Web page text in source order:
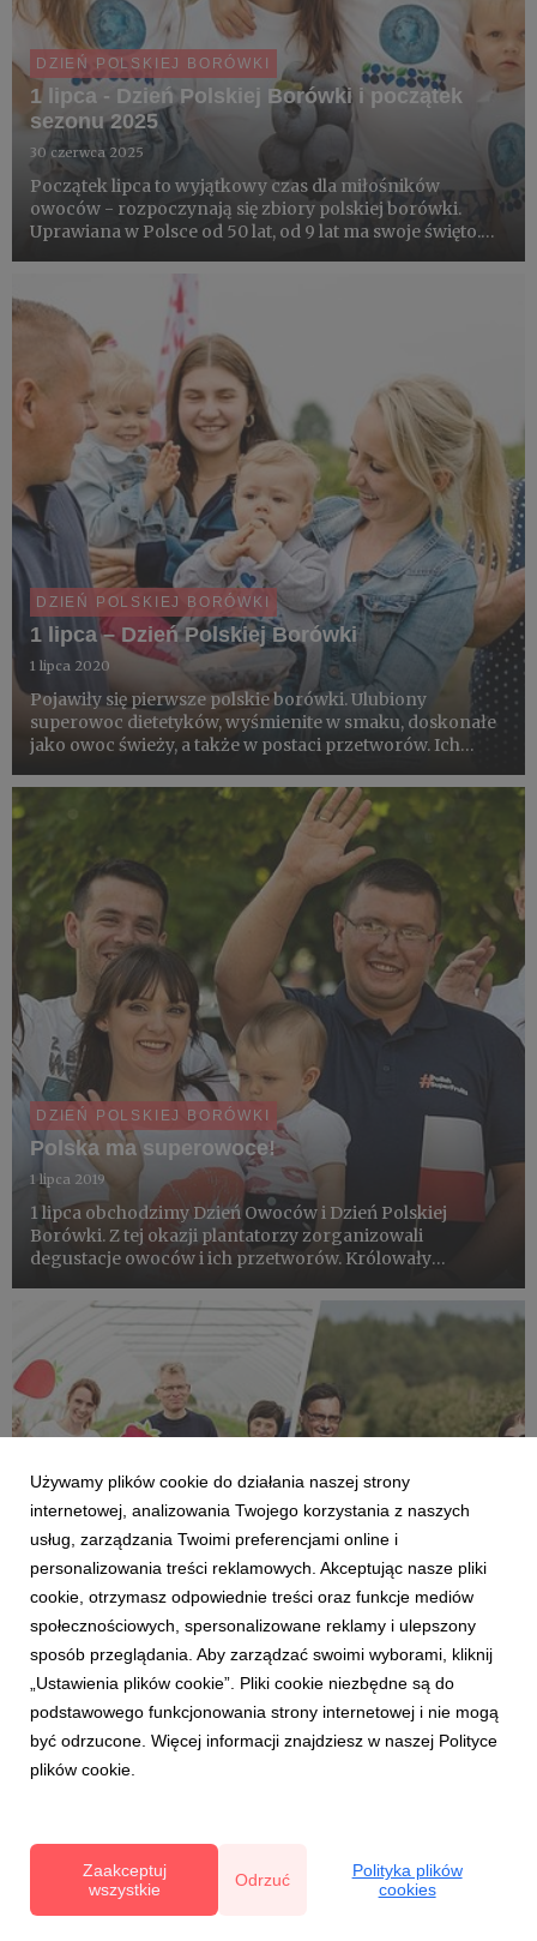
DZIEŃ POLSKIEJ BORÓWKI
1 lipca - Dzień Polskiej Borówki i początek
sezonu 2025
30 czerwca 2025
Początek lipca to wyjątkowy czas dla miłośników
owoców - rozpoczynają się zbiory polskiej borówki.
Uprawiana w Polsce od 50 lat, od 9 lat ma swoje święto.
symbolicznie otwiera krajowy sezon.
DZIEŃ POLSKIEJ BORÓWKI
1 lipca – Dzień Polskiej Borówki
1 lipca 2020
Pojawiły się pierwsze polskie borówki. Ulubiony
superowoc dietetyków, wyśmienite w smaku, doskonałe
jako owoc świeży, a także w postaci przetworów. Ich
osoby starsze. Ich walory wykorzystują często szefowie
DZIEŃ POLSKIEJ BORÓWKI
Polska ma superowoce!
1 lipca 2019
1 lipca obchodzimy Dzień Owoców i Dzień Polskiej
Borówki. Z tej okazji plantatorzy zorganizowali
degustacje owoców i ich przetworów. Królowały
porzeczki, konfitury i soki z jagody kamczackiej, aronii i
mini-kiwi. Lody truska...
DZIEŃ POLSKIEJ BORÓWKI
Program eventu na Targu Śniadaniowym na
Mokotowie
25 czerwca 2019
Dzień Owoców zapowiada się jako wielkie spotkanie z
producentami przetworów i plantatorami owoców
jagodowych. Okazja by poznać elitę producentów i
maliny, czarna porze...
Używamy plików cookie do działania naszej strony
internetowej, analizowania Twojego korzystania z naszych
usług, zarządzania Twoimi preferencjami online i
personalizowania treści reklamowych. Akceptując nasze pliki
cookie, otrzymasz odpowiednie treści oraz funkcje mediów
społecznościowych, spersonalizowane reklamy i ulepszony
sposób przeglądania. Aby zarządzać swoimi wyborami, kliknij
„Ustawienia plików cookie”. Pliki cookie niezbędne są do
podstawowego funkcjonowania strony internetowej i nie mogą
być odrzucone. Więcej informacji znajdziesz w naszej Polityce
plików cookie.
Zaakceptuj
wszystkie
Odrzuć
Polityka plików
cookies